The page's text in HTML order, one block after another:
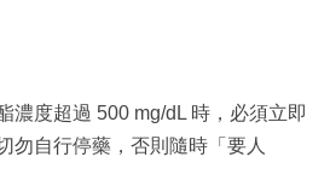
濃度超過 500 mg/dL 時，必須立即
勿自行停藥，否則隨時「要人